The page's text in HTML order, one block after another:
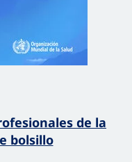
de la
bolsillo